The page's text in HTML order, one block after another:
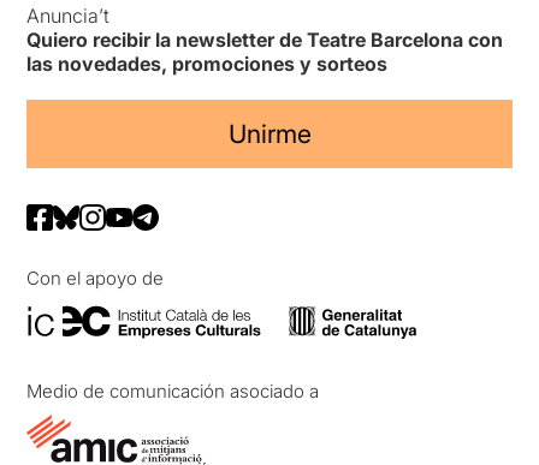
Anuncia’t
Quiero recibir la newsletter de Teatre Barcelona con
las novedades, promociones y sorteos
Unirme
Con el apoyo de
Medio de comunicación asociado a